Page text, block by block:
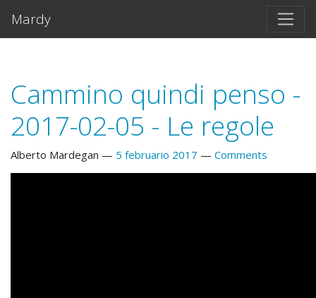
Mardy
Cammino quindi penso -
2017-02-05 - Le regole
Alberto Mardegan 5 februario 2017 Comments